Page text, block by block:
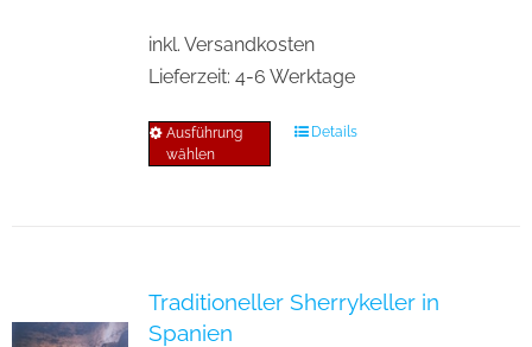
gewählt
werden
inkl. Versandkosten
Lieferzeit: 4-6 Werktage
Ausführung
wählen
Dieses
auf.
Details
Traditioneller Sherrykeller in
Spanien